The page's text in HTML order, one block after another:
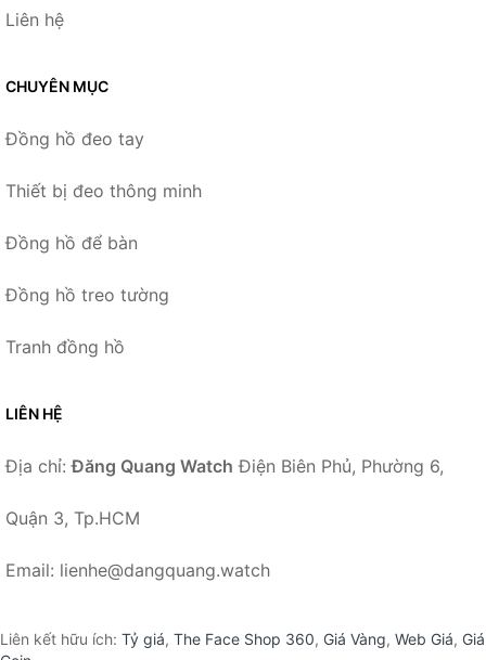
Liên hệ
CHUYÊN MỤC
Đồng hồ đeo tay
Thiết bị đeo thông minh
Đồng hồ để bàn
Đồng hồ treo tường
Tranh đồng hồ
LIÊN HỆ
Địa chỉ:Đăng Quang Watch Điện Biên Phủ, Phường 6,
Quận 3, Tp.HCM
Email: lienhe@dangquang.watch
Liên kết hữu ích: Tỷ giá, The Face Shop 360, Giá Vàng, Web Giá, Giá